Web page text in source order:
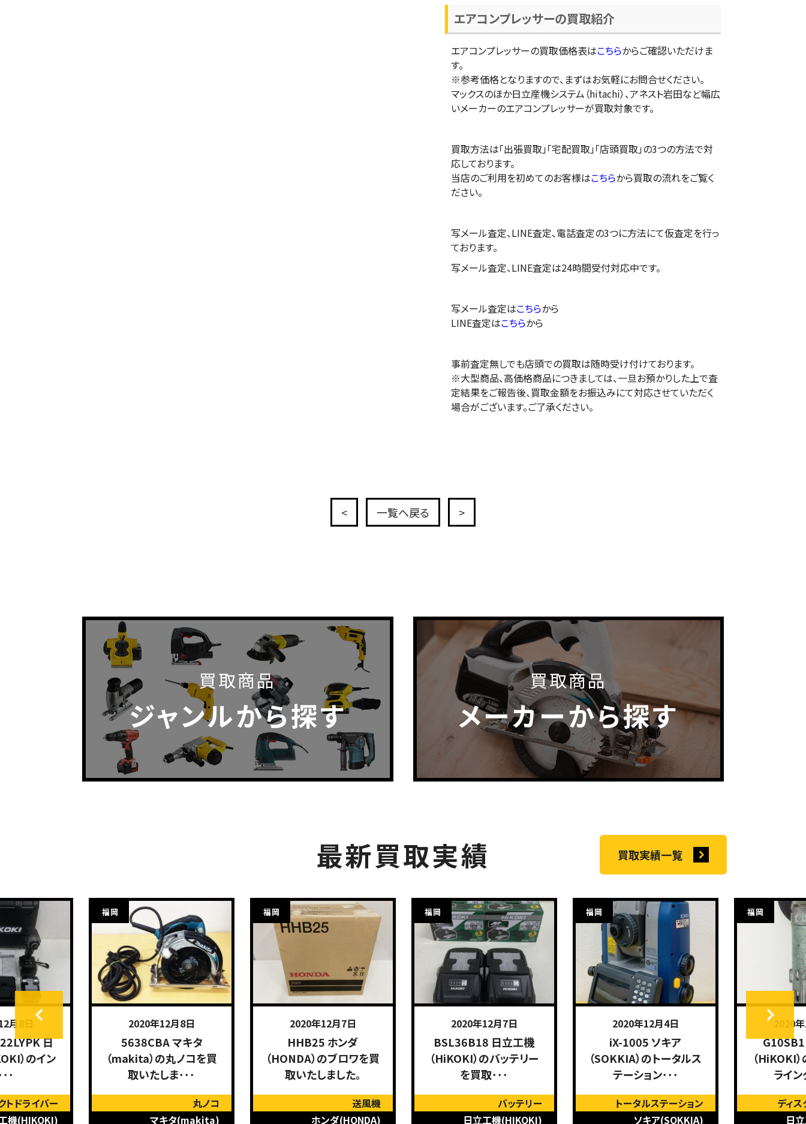
エアコンプレッサーの買取紹介
エアコンプレッサーの買取価格表はこちらからご確認いただけま
す。
※参考価格となりますので、まずはお気軽にお問合せください。
マックスのほか日立産機システム（hitachi）、アネスト岩田など幅広
いメーカーのエアコンプレッサーが買取対象です。
買取方法は「出張買取」「宅配買取」「店頭買取」の3つの方法で対
応しております。
当店のご利用を初めてのお客様はこちらから買取の流れをご覧く
ださい。
写メール査定、LINE査定、電話査定の3つに方法にて仮査定を行っ
ております。
写メール査定、LINE査定は24時間受付対応中です。
写メール査定はこちらから
LINE査定はこちらから
事前査定無しでも店頭での買取は随時受け付けております。
※大型商品、高価格商品につきましては、一旦お預かりした上で査
定結果をご報告後、買取金額をお振込みにて対応させていただく
場合がございます。ご了承ください。
< 一覧へ戻る >
買取商品
ジャンルから探す
買取商品
メーカーから探す
最新買取実績 買取実績一覧
月8日
日
）のイン
･
トドライバー
機(HIKOKI)
福岡
2020年12月8日
5638CBA マキタ
（makita）の丸ノコを買
取いたしま･･･
丸ノコ
マキタ(makita)
福岡
2020年12月7日
HHB25 ホンダ
（HONDA）のブロワを買
取いたしました。
送風機
ホンダ(HONDA)
福岡
2020年12月7日
BSL36B18 日立工機
（HiKOKI）のバッテリー
を買取･･･
バッテリー
日立工機(HIKOKI)
福岡
2020年12月4日
iX-1005 ソキア
（SOKKIA）のトータルス
テーション･･･
トータルステーション
ソキア(SOKKIA)
福岡
2020
（HiKOKI
ライ
ディ
日